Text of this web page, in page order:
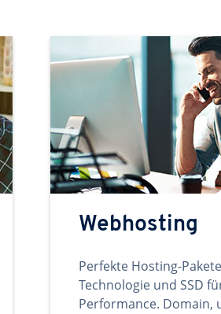
Webhosting
Perfekte Hosting-
Technologie und SSD
Performance. Domain,